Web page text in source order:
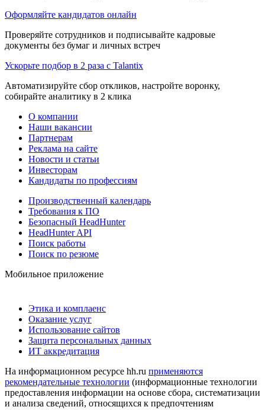
Оформляйте кандидатов онлайн
Проверяйте сотрудников и подписывайте кадровые
документы без бумаг и личных встреч
Ускорьте подбор в 2 раза с Talantix
Автоматизируйте сбор откликов, настройте воронку,
собирайте аналитику в 2 клика
О компании
Наши вакансии
Партнерам
Реклама на сайте
Новости и статьи
Инвесторам
Кандидаты по профессиям
Производственный календарь
Требования к ПО
Безопасный HeadHunter
HeadHunter API
Поиск работы
Поиск по резюме
Мобильное приложение
Этика и комплаенс
Оказание услуг
Использование сайтов
Защита персональных данных
ИТ аккредитация
На информационном ресурсе hh.ru применяются
рекомендательные технологии (информационные технологии
предоставления информации на основе сбора, систематизации
и анализа сведений, относящихся к предпочтениям